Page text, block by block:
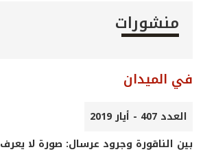
منشورات
في الميدان
العدد 407 - أيار 2019
بين الناقورة وجرود عرسال: صورة لا